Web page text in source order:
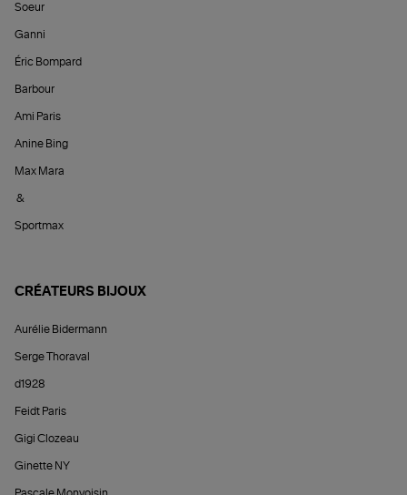
Soeur
Ganni
Éric Bompard
Barbour
Ami Paris
Anine Bing
Max Mara
&
Sportmax
CRÉATEURS BIJOUX
Aurélie Bidermann
Serge Thoraval
d1928
Feidt Paris
Gigi Clozeau
Ginette NY